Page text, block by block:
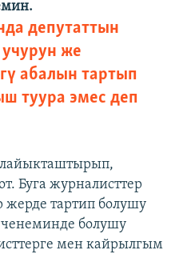
депутаттын
же
абалын тартып
туура эмес деп
Буга журналисттер
жерде тартип болушу
болушу
мен кайрылгым